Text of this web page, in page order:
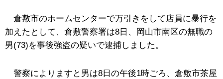
倉敷市のホームセンターで万引きをして店員に暴行を
加えたとして、倉敷警察署は8日、岡山市南区の無職の
男(73)を事後強盗の疑いで逮捕しました。
警察によりますと男は8日の午後1時ごろ、倉敷市茶屋